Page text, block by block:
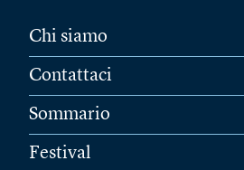
Chi siamo
Contattaci
Sommario
Festival